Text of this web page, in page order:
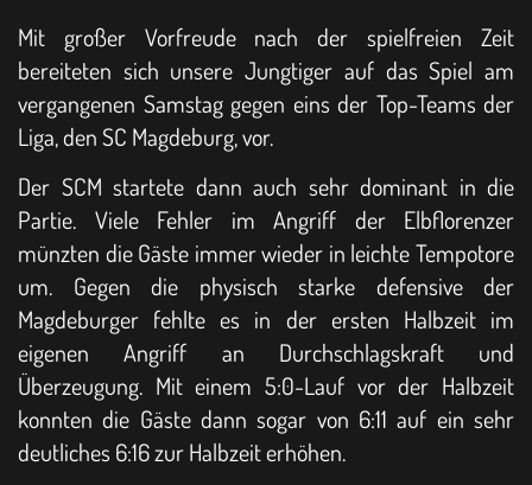
Mit großer Vorfreude nach der spielfreien Zeit
bereiteten sich unsere Jungtiger auf das Spiel am
vergangenen Samstag gegen eins der Top-Teams der
Liga, den SC Magdeburg, vor.
Der SCM startete dann auch sehr dominant in die
Partie. Viele Fehler im Angriff der Elbflorenzer
münzten die Gäste immer wieder in leichte Tempotore
um. Gegen die physisch starke defensive der
Magdeburger fehlte es in der ersten Halbzeit im
eigenen Angriff an Durchschlagskraft und
Überzeugung. Mit einem 5:0-Lauf vor der Halbzeit
konnten die Gäste dann sogar von 6:11 auf ein sehr
deutliches 6:16 zur Halbzeit erhöhen.